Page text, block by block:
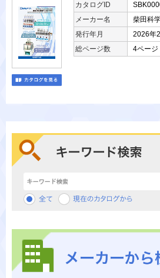
カタログID
メーカー名
柴田科
発行年月
2026年
総ページ数
4ページ
キーワード検索